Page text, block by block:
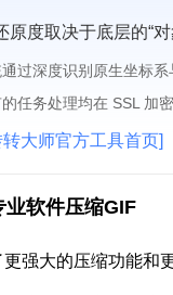
原度取决于底层的“
过深度识别原生坐标
任务处理均在 SSL 加
转大师官方工具首页]
软件压缩GIF
强大的压缩功能和